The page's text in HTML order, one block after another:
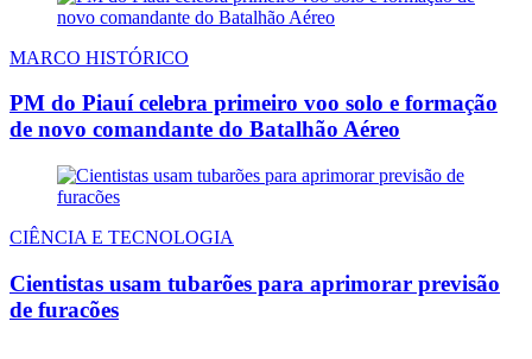
MARCO HISTÓRICO
PM do Piauí celebra primeiro voo solo e formação
de novo comandante do Batalhão Aéreo
CIÊNCIA E TECNOLOGIA
Cientistas usam tubarões para aprimorar previsão
de furacões